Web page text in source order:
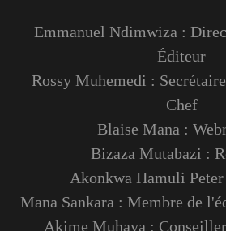
Emmanuel Ndimwiza :
Éditeur
Rossy Muhemedi :
Chef
Blaise Mana :
Bizaza Mutabazi :
Akonkwa Hamuli
Mana Sankara : Membre de
Akime Muhaya :